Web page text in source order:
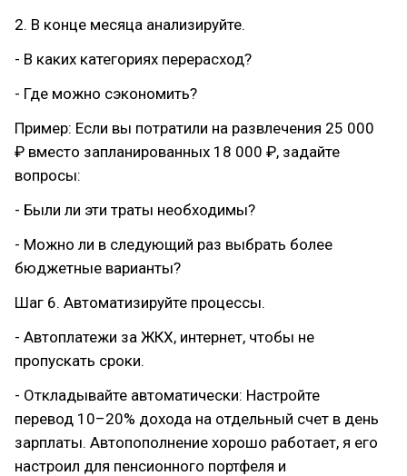
2. В конце месяца анализируйте.
- В каких категориях перерасход?
- Где можно сэкономить?
Пример: Если вы потратили на развлечения 25 000
₽ вместо запланированных 18 000 ₽, задайте
вопросы:
- Были ли эти траты необходимы?
- Можно ли в следующий раз выбрать более
бюджетные варианты?
Шаг 6. Автоматизируйте процессы.
- Автоплатежи за ЖКХ, интернет, чтобы не
пропускать сроки.
- Откладывайте автоматически: Настройте
перевод 10–20% дохода на отдельный счет в день
зарплаты. Автопополнение хорошо работает, я его
настроил для пенсионного портфеля и